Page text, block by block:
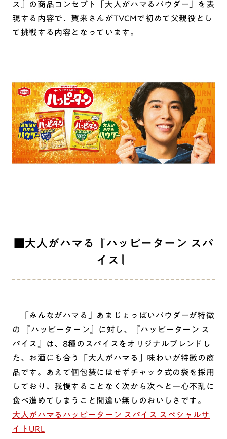
ス』の商品コンセプト「大人がハマるパウダー」を表
現する内容で、賀来さんがTVCMで初めて父親役とし
て挑戦する内容となっています。
■大人がハマる『ハッピーターン スパ
イス』
「みんながハマる」あまじょっぱいパウダーが特徴
の 『ハッピーターン』に対し、『ハッピーターン ス
パイス』は、8種のスパイスをオリジナルブレンドし
た、お酒にも合う「大人がハマる」味わいが特徴の商
品です。あえて個包装にはせずチャック式の袋を採用
しており、我慢することなく次から次へと一心不乱に
食べ進めてしまうこと間違い無しのおいしさです。
大人がハマるハッピーターン スパイス スペシャルサ
イトURL